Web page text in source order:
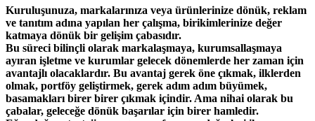
Kuruluşunuza, markalarınıza veya ürünlerinize dönük, reklam
ve tanıtım adına yapılan her çalışma, birikimlerinize değer
katmaya dönük bir gelişim çabasıdır.
Bu süreci bilinçli olarak markalaşmaya, kurumsallaşmaya
ayıran işletme ve kurumlar gelecek dönemlerde her zaman için
avantajlı olacaklardır. Bu avantaj gerek öne çıkmak, ilklerden
olmak, portföy geliştirmek, gerek adım adım büyümek,
basamakları birer birer çıkmak içindir. Ama nihai olarak bu
çabalar, geleceğe dönük başarılar için birer hamledir.